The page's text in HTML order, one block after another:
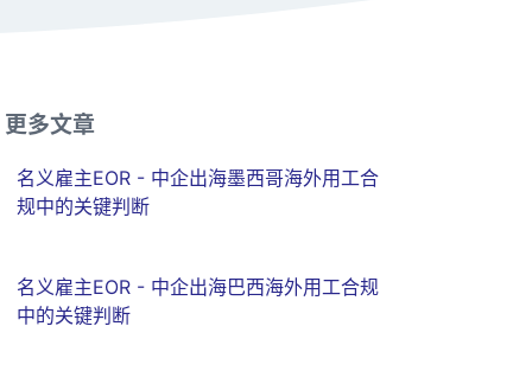
更多文章
名义雇主EOR - 中企出海墨西哥海外用工合
规中的关键判断
名义雇主EOR - 中企出海巴西海外用工合规
中的关键判断